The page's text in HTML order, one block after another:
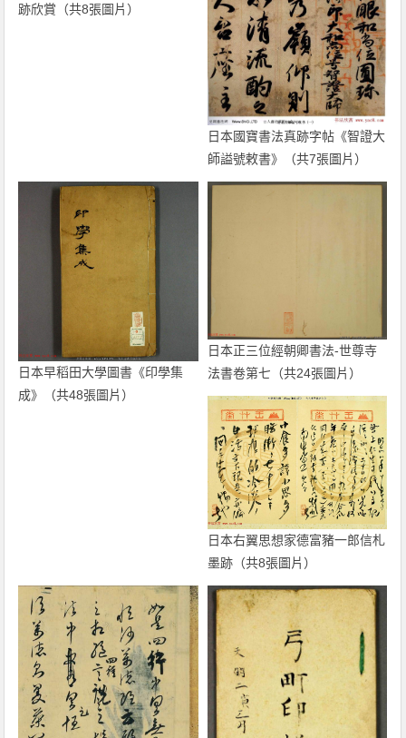
跡欣賞（共8張圖片）
日本國寶書法真跡字帖《智證大
師謚號敕書》（共7張圖片）
日本早稻田大學圖書《印學集
成》（共48張圖片）
日本正三位經朝卿書法-世尊寺
法書卷第七（共24張圖片）
日本右翼思想家德富豬一郎信札
墨跡（共8張圖片）